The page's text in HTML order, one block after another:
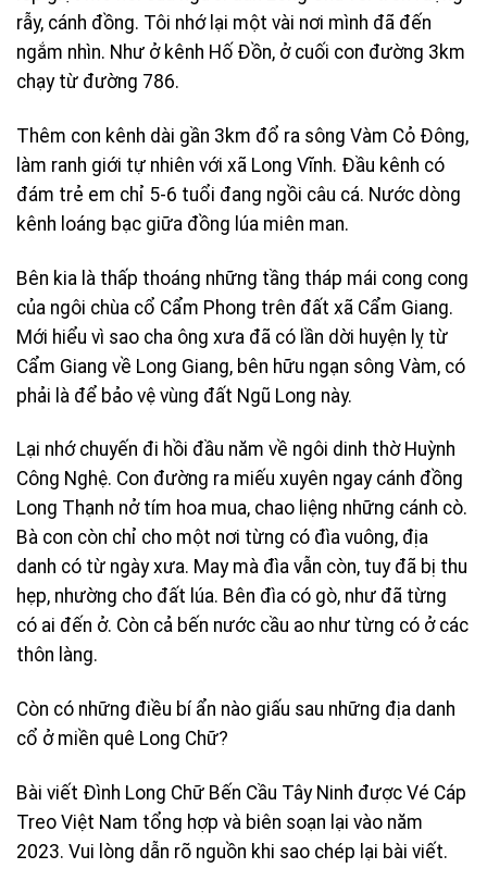
rẫy, cánh đồng. Tôi nhớ lại một vài nơi mình đã đến
ngắm nhìn. Như ở kênh Hố Ðồn, ở cuối con đường 3km
chạy từ đường 786.
Thêm con kênh dài gần 3km đổ ra sông Vàm Cỏ Ðông,
làm ranh giới tự nhiên với xã Long Vĩnh. Ðầu kênh có
đám trẻ em chỉ 5-6 tuổi đang ngồi câu cá. Nước dòng
kênh loáng bạc giữa đồng lúa miên man.
Bên kia là thấp thoáng những tầng tháp mái cong cong
của ngôi chùa cổ Cẩm Phong trên đất xã Cẩm Giang.
Mới hiểu vì sao cha ông xưa đã có lần dời huyện lỵ từ
Cẩm Giang về Long Giang, bên hữu ngạn sông Vàm, có
phải là để bảo vệ vùng đất Ngũ Long này.
Lại nhớ chuyến đi hồi đầu năm về ngôi dinh thờ Huỳnh
Công Nghệ. Con đường ra miếu xuyên ngay cánh đồng
Long Thạnh nở tím hoa mua, chao liệng những cánh cò.
Bà con còn chỉ cho một nơi từng có đìa vuông, địa
danh có từ ngày xưa. May mà đìa vẫn còn, tuy đã bị thu
hẹp, nhường cho đất lúa. Bên đìa có gò, như đã từng
có ai đến ở. Còn cả bến nước cầu ao như từng có ở các
thôn làng.
Còn có những điều bí ẩn nào giấu sau những địa danh
cổ ở miền quê Long Chữ?
Bài viết Đình Long Chữ Bến Cầu Tây Ninh được Vé Cáp
Treo Việt Nam tổng hợp và biên soạn lại vào năm
2023. Vui lòng dẫn rõ nguồn khi sao chép lại bài viết.